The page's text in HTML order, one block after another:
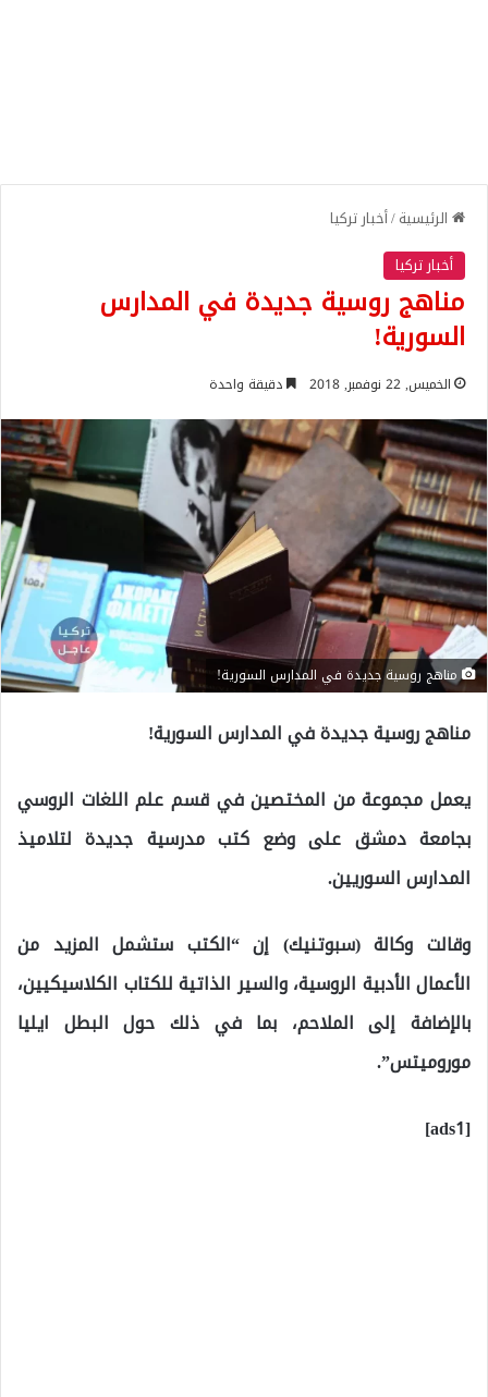
الرئيسية/أخبار تركيا
أخبار تركيا
مناهج روسية جديدة في المدارس
السورية!
الخميس, 22 نوفمبر, 2018 دقيقة واحدة
مناهج روسية جديدة في المدارس السورية!
مناهج روسية جديدة في المدارس السورية!
يعمل مجموعة من المختصين في قسم علم اللغات الروسي
بجامعة دمشق على وضع كتب مدرسية جديدة لتلاميذ
المدارس السوريين.
وقالت وكالة (سبوتنيك) إن “الكتب ستشمل المزيد من
الأعمال الأدبية الروسية، والسير الذاتية للكتاب الكلاسيكيين،
بالإضافة إلى الملاحم، بما في ذلك حول البطل ايليا
موروميتس”.
[ads1]